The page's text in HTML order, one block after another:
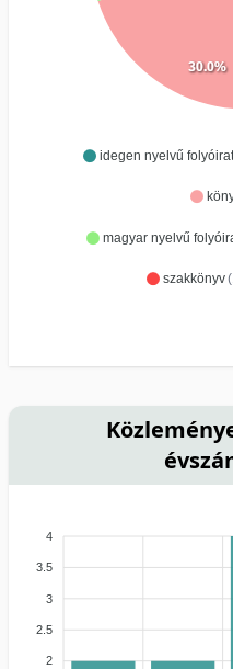
idegen nyelvű
magyar nyelvű
szakkönyv
30.0%
4
3.5
3
2.5
2